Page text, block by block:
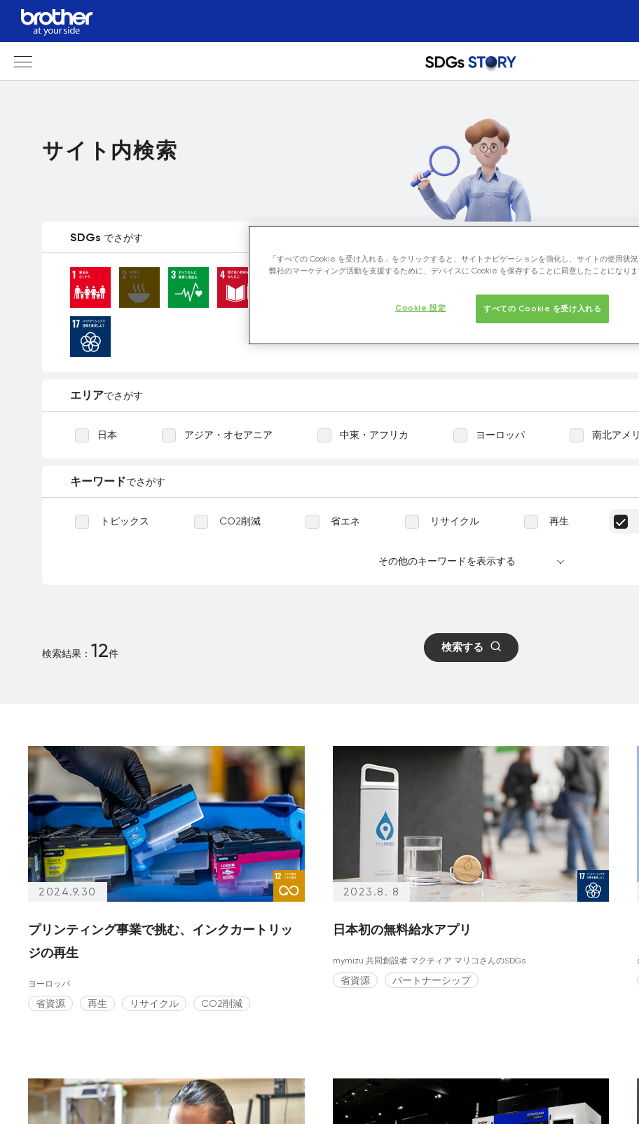
サイト内検索
SDGs でさがす
エリアでさがす
日本 アジア・オセアニア 中東・アフリカ ヨーロッパ 南北アメ
キーワードでさがす
トピックス CO2削減 省エネ リサイクル 再生
アーカイブ
その他のキーワードを表示する
検索する
検索結果： 12件
2024.9.30
プリンティング事業で挑む、インクカートリッ
ジの再生
ヨーロッパ
省資源 再生 リサイクル CO2削減
2023.8. 8
日本初の無料給水アプリ
mymizu 共同創設者 マクティア マリコさんのSDGs
省資源 パートナーシップ
「すべての Cookie を受け入れる」をクリックすると、サイトナビゲーションを強化し、サイトの使用状況
弊社のマーケティング活動を支援するために、デバイスに Cookie を保存することに同意したことになりま
すべての Cookie を受け入れる
Cookie 設定